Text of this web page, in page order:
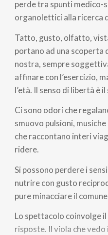
pane
perde tra spunti medico-
organolettici alla ricerca
Tatto, gusto, olfatto,
portano ad una scoperta
nostra, sempre
affinare con l’esercizio,
l’età. Il senso di libertà è
Ci sono odori che
smuovo pulsioni,
che raccontano interi
ridere.
Si possono perdere i
nutrire con gusto
pure minacciare il
Lo spettacolo coinvolge
risposte. Il viola che vedo